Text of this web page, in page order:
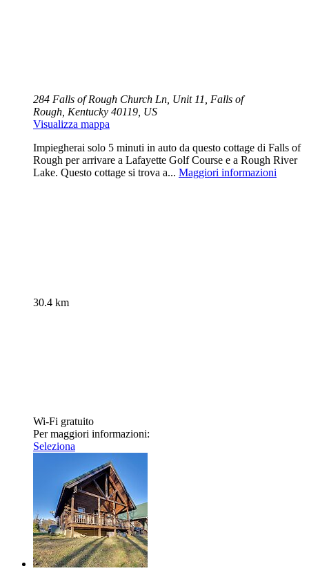
284 Falls of Rough Church Ln, Unit 11, Falls of
Rough, Kentucky 40119, US
Visualizza mappa
Impiegherai solo 5 minuti in auto da questo cottage di Falls of
Rough per arrivare a Lafayette Golf Course e a Rough River
Lake. Questo cottage si trova a... Maggiori informazioni
30.4 km
Wi-Fi gratuito
Per maggiori informazioni:
Seleziona